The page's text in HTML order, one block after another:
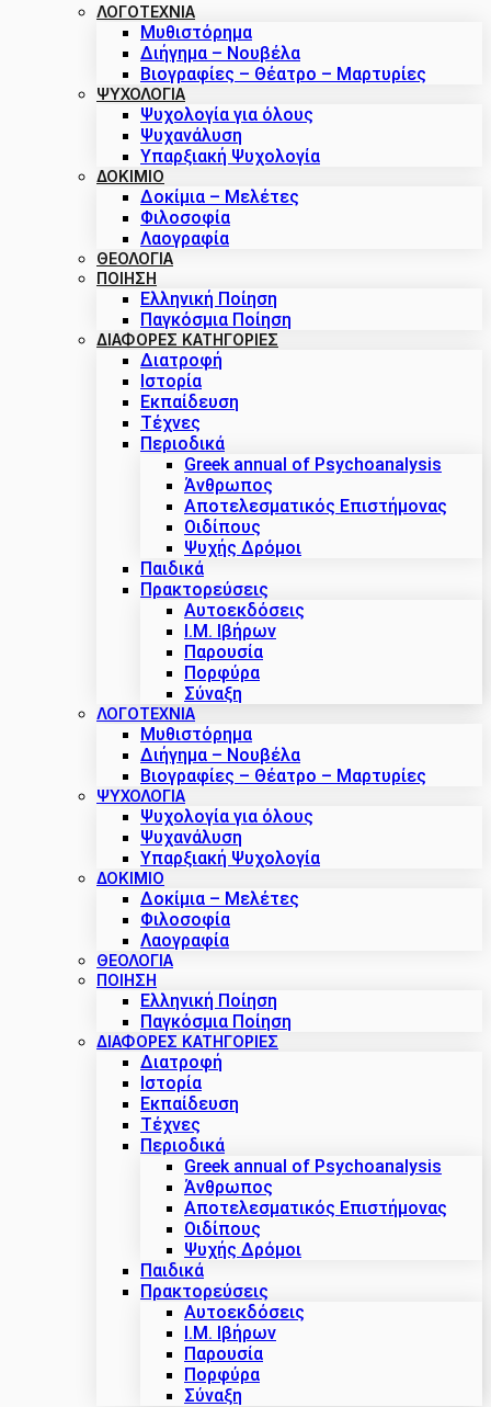
ΛΟΓΟΤΕΧΝΙΑ
Μυθιστόρημα
Διήγημα – Νουβέλα
Βιογραφίες – Θέατρο – Μαρτυρίες
ΨΥΧΟΛΟΓΙΑ
Ψυχολογία για όλους
Ψυχανάλυση
Υπαρξιακή Ψυχολογία
ΔΟΚΊΜΙΟ
Δοκίμια – Μελέτες
Φιλοσοφία
Λαογραφία
ΘΕΟΛΟΓΙΑ
ΠΟΙΗΣΗ
Ελληνική Ποίηση
Παγκόσμια Ποίηση
ΔΙΑΦΟΡΕΣ ΚΑΤΗΓΟΡΙΕΣ
Διατροφή
Ιστορία
Εκπαίδευση
Τέχνες
Περιοδικά
Greek annual of Psychoanalysis
Άνθρωπος
Αποτελεσματικός Επιστήμονας
Οιδίπους
Ψυχής Δρόμοι
Παιδικά
Πρακτoρεύσεις
Αυτοεκδόσεις
Ι.Μ. Ιβήρων
Παρουσία
Πορφύρα
Σύναξη
ΛΟΓΟΤΕΧΝΙΑ
Μυθιστόρημα
Διήγημα – Νουβέλα
Βιογραφίες – Θέατρο – Μαρτυρίες
ΨΥΧΟΛΟΓΙΑ
Ψυχολογία για όλους
Ψυχανάλυση
Υπαρξιακή Ψυχολογία
ΔΟΚΊΜΙΟ
Δοκίμια – Μελέτες
Φιλοσοφία
Λαογραφία
ΘΕΟΛΟΓΙΑ
ΠΟΙΗΣΗ
Ελληνική Ποίηση
Παγκόσμια Ποίηση
ΔΙΑΦΟΡΕΣ ΚΑΤΗΓΟΡΙΕΣ
Διατροφή
Ιστορία
Εκπαίδευση
Τέχνες
Περιοδικά
Greek annual of Psychoanalysis
Άνθρωπος
Αποτελεσματικός Επιστήμονας
Οιδίπους
Ψυχής Δρόμοι
Παιδικά
Πρακτoρεύσεις
Αυτοεκδόσεις
Ι.Μ. Ιβήρων
Παρουσία
Πορφύρα
Σύναξη